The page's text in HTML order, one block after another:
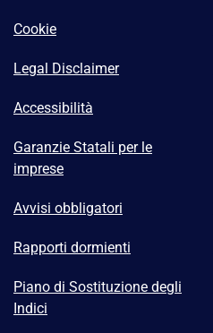
Cookie
Legal Disclaimer
Accessibilità
Garanzie Statali per le
imprese
Avvisi obbligatori
Rapporti dormienti
Piano di Sostituzione degli
Indici